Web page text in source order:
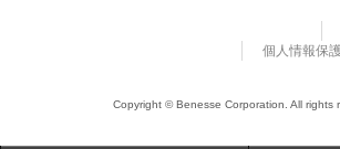
Copyright © Benesse Corporation. All rights
個人情報保